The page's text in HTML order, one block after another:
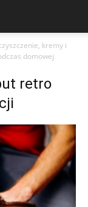
kremy i
domowej
retro